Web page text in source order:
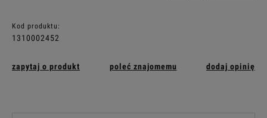
Kod produktu:
1310002452
zapytaj o produkt poleć znajomemu dodaj opinię